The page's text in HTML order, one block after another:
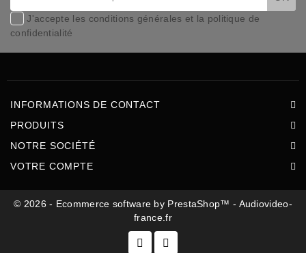
Écrans
de
J'accepte les conditions générales et la politique de
confidentialité
INFORMATIONS DE CONTACT
PRODUITS
NOTRE SOCIÉTÉ
VOTRE COMPTE
© 2026 - Ecommerce software by PrestaShop™ - Audiovideo-
france.fr